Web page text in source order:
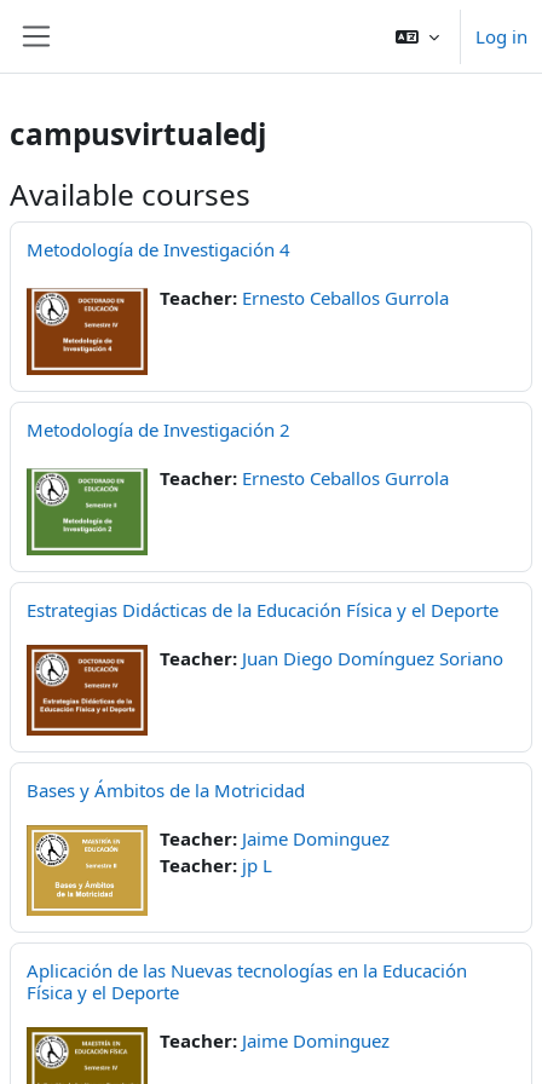
Log in
campusvirtualedj
Available courses
Metodología de Investigación 4
Teacher: Ernesto Ceballos Gurrola
Metodología de Investigación 2
Teacher: Ernesto Ceballos Gurrola
Estrategias Didácticas de la Educación Física y el Deporte
Teacher: Juan Diego Domínguez Soriano
Bases y Ámbitos de la Motricidad
Teacher: Jaime Dominguez
Teacher: jp L
Aplicación de las Nuevas tecnologías en la Educación
Física y el Deporte
Teacher: Jaime Dominguez